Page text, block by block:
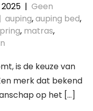
| Geen
auping,auping bed,
, matras,
is de keuze van
merk dat bekend
op het […]